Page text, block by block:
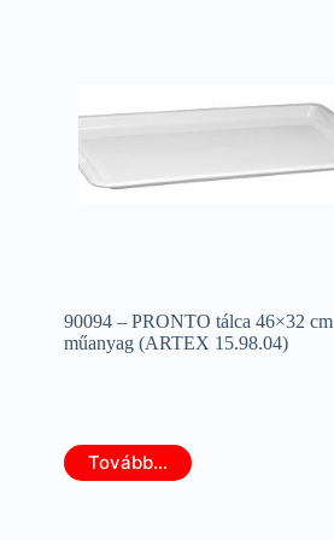
90094 – PRONTO tálca 46×32 cm
műanyag (ARTEX 15.98.04)
Tovább...